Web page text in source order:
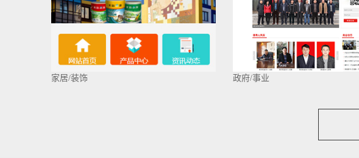
家居/装饰 政府/事业